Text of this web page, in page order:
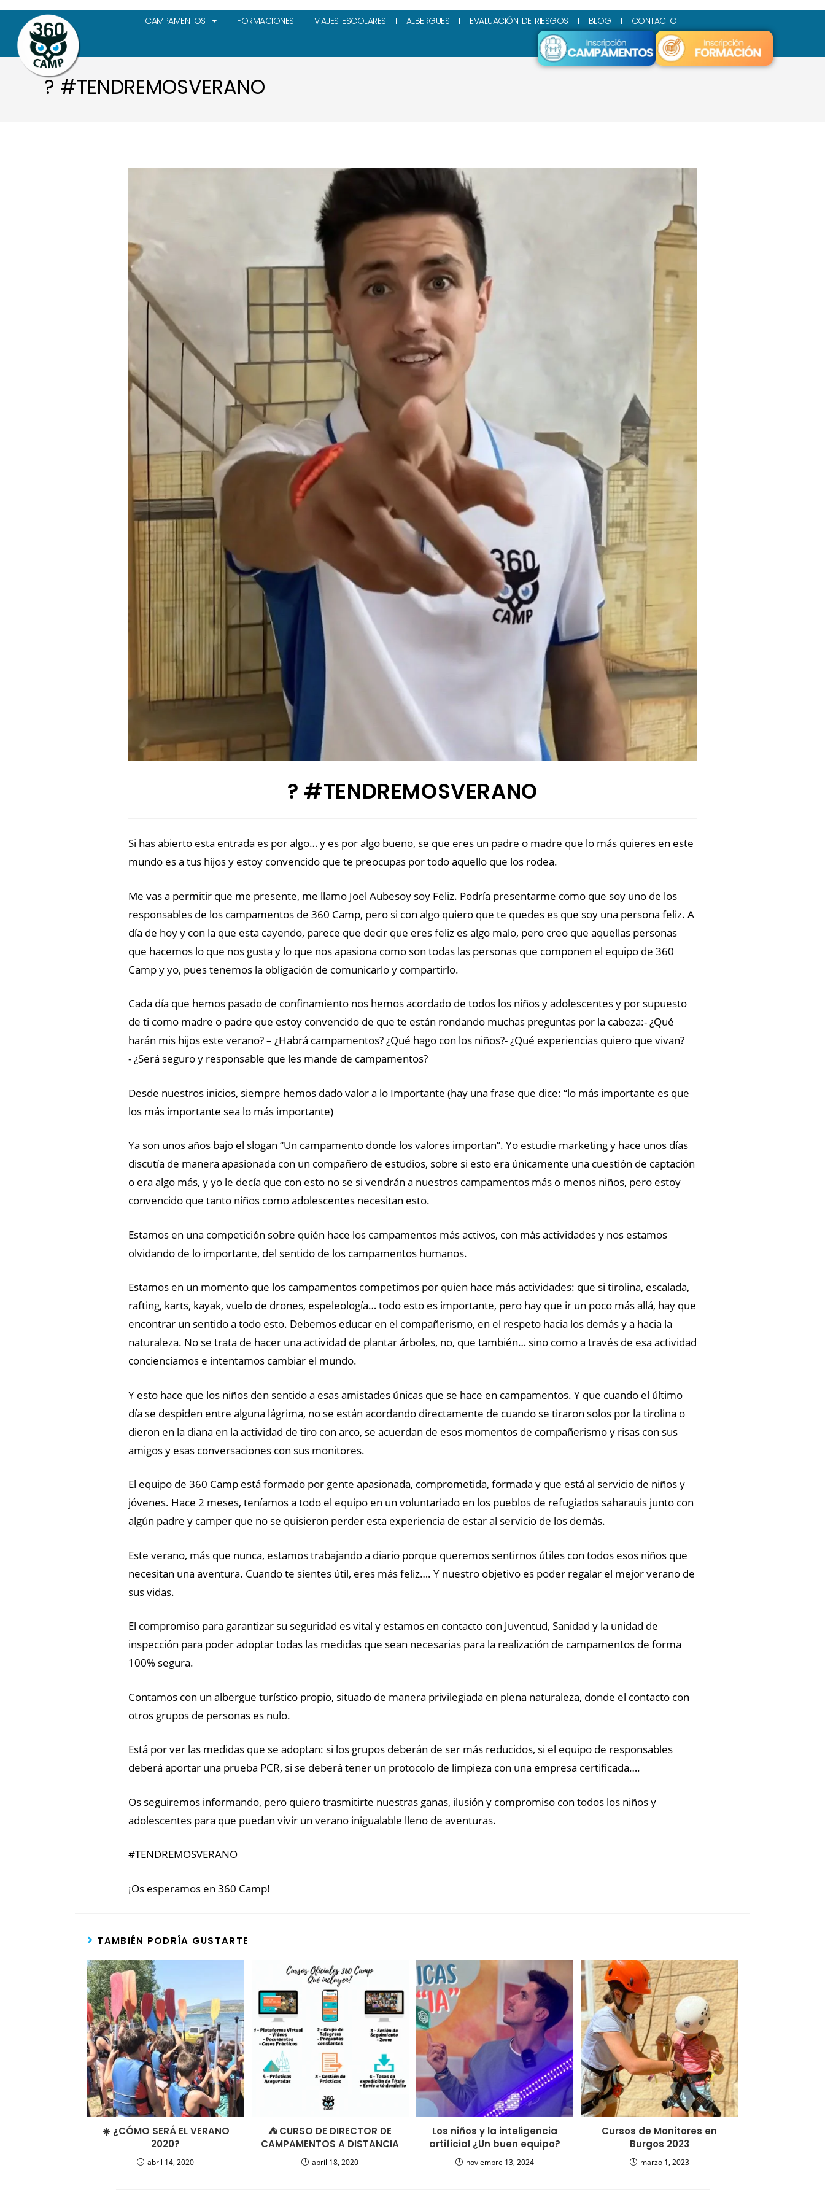
CAMPAMENTOS FORMACIONES VIAJES ESCOLARES ALBERGUES EVALUACIÓN DE RIESGOS BLOG CONTACTO
? #TENDREMOSVERANO
? #TENDREMOSVERANO
Si has abierto esta entrada es por algo… y es por algo bueno, se que eres un padre o madre que lo más quieres en este
mundo es a tus hijos y estoy convencido que te preocupas por todo aquello que los rodea.
Me vas a permitir que me presente, me llamo Joel Aubesoy soy Feliz. Podría presentarme como que soy uno de los
responsables de los campamentos de 360 Camp, pero si con algo quiero que te quedes es que soy una persona feliz. A
día de hoy y con la que esta cayendo, parece que decir que eres feliz es algo malo, pero creo que aquellas personas
que hacemos lo que nos gusta y lo que nos apasiona como son todas las personas que componen el equipo de 360
Camp y yo, pues tenemos la obligación de comunicarlo y compartirlo.
Cada día que hemos pasado de confinamiento nos hemos acordado de todos los niños y adolescentes y por supuesto
de ti como madre o padre que estoy convencido de que te están rondando muchas preguntas por la cabeza:- ¿Qué
harán mis hijos este verano? – ¿Habrá campamentos? ¿Qué hago con los niños?- ¿Qué experiencias quiero que vivan?
- ¿Será seguro y responsable que les mande de campamentos?
Desde nuestros inicios, siempre hemos dado valor a lo Importante (hay una frase que dice: “lo más importante es que
los más importante sea lo más importante)
Ya son unos años bajo el slogan “Un campamento donde los valores importan”. Yo estudie marketing y hace unos días
discutía de manera apasionada con un compañero de estudios, sobre si esto era únicamente una cuestión de captación
o era algo más, y yo le decía que con esto no se si vendrán a nuestros campamentos más o menos niños, pero estoy
convencido que tanto niños como adolescentes necesitan esto.
Estamos en una competición sobre quién hace los campamentos más activos, con más actividades y nos estamos
olvidando de lo importante, del sentido de los campamentos humanos.
Estamos en un momento que los campamentos competimos por quien hace más actividades: que si tirolina, escalada,
rafting, karts, kayak, vuelo de drones, espeleología… todo esto es importante, pero hay que ir un poco más allá, hay que
encontrar un sentido a todo esto. Debemos educar en el compañerismo, en el respeto hacia los demás y a hacia la
naturaleza. No se trata de hacer una actividad de plantar árboles, no, que también… sino como a través de esa actividad
concienciamos e intentamos cambiar el mundo.
Y esto hace que los niños den sentido a esas amistades únicas que se hace en campamentos. Y que cuando el último
día se despiden entre alguna lágrima, no se están acordando directamente de cuando se tiraron solos por la tirolina o
dieron en la diana en la actividad de tiro con arco, se acuerdan de esos momentos de compañerismo y risas con sus
amigos y esas conversaciones con sus monitores.
El equipo de 360 Camp está formado por gente apasionada, comprometida, formada y que está al servicio de niños y
jóvenes. Hace 2 meses, teníamos a todo el equipo en un voluntariado en los pueblos de refugiados saharauis junto con
algún padre y camper que no se quisieron perder esta experiencia de estar al servicio de los demás.
Este verano, más que nunca, estamos trabajando a diario porque queremos sentirnos útiles con todos esos niños que
necesitan una aventura. Cuando te sientes útil, eres más feliz…. Y nuestro objetivo es poder regalar el mejor verano de
sus vidas.
El compromiso para garantizar su seguridad es vital y estamos en contacto con Juventud, Sanidad y la unidad de
inspección para poder adoptar todas las medidas que sean necesarias para la realización de campamentos de forma
100% segura.
Contamos con un albergue turístico propio, situado de manera privilegiada en plena naturaleza, donde el contacto con
otros grupos de personas es nulo.
Está por ver las medidas que se adoptan: si los grupos deberán de ser más reducidos, si el equipo de responsables
deberá aportar una prueba PCR, si se deberá tener un protocolo de limpieza con una empresa certificada….
Os seguiremos informando, pero quiero trasmitirte nuestras ganas, ilusión y compromiso con todos los niños y
adolescentes para que puedan vivir un verano inigualable lleno de aventuras.
#TENDREMOSVERANO
¡Os esperamos en 360 Camp!
TAMBIÉN PODRÍA GUSTARTE
☀️ ¿CÓMO SERÁ EL VERANO
2020?
abril 14, 2020
⛺️ CURSO DE DIRECTOR DE
CAMPAMENTOS A DISTANCIA
abril 18, 2020
Los niños y la inteligencia
artificial ¿Un buen equipo?
noviembre 13, 2024
Cursos de Monitores en
Burgos 2023
marzo 1, 2023